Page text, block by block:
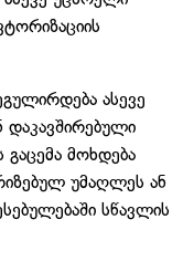
ასევე
დაკავშირებული
გაცემა მოხდება
უმაღლეს ან
სწავლის